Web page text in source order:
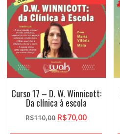
Curso 17 – D. W. Winnicott:
Da clínica à escola
R$110,00 O
R$70,00O